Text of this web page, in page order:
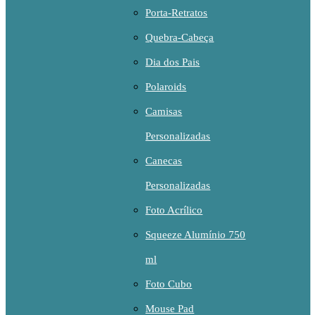
Porta-Retratos
Quebra-Cabeça
Dia dos Pais
Polaroids
Camisas
Personalizadas
Canecas
Personalizadas
Foto Acrílico
Squeeze Alumínio 750
ml
Foto Cubo
Mouse Pad